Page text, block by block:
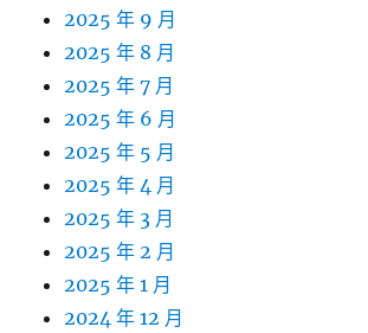
2025 年 9 月
2025 年 8 月
2025 年 7 月
2025 年 6 月
2025 年 5 月
2025 年 4 月
2025 年 3 月
2025 年 2 月
2025 年 1 月
2024 年 12 月